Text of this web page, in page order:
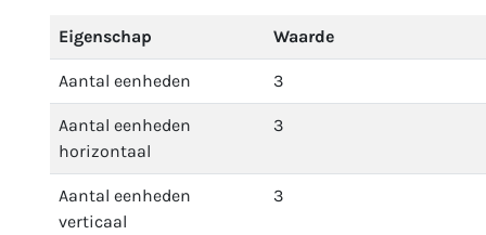
Eigenschap Waarde
Aantal eenheden 3
Aantal eenheden
horizontaal
3
Aantal eenheden
verticaal
3